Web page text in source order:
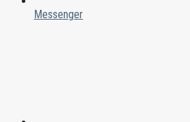
Messenger